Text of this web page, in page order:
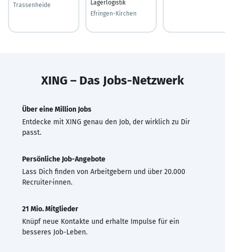
Trassenheide
Lagerlogistik
Efringen-Kirchen
XING – Das Jobs-Netzwerk
Über eine Million Jobs
Entdecke mit XING genau den Job, der wirklich zu Dir
passt.
Persönliche Job-Angebote
Lass Dich finden von Arbeitgebern und über 20.000
Recruiter·innen.
21 Mio. Mitglieder
Knüpf neue Kontakte und erhalte Impulse für ein
besseres Job-Leben.